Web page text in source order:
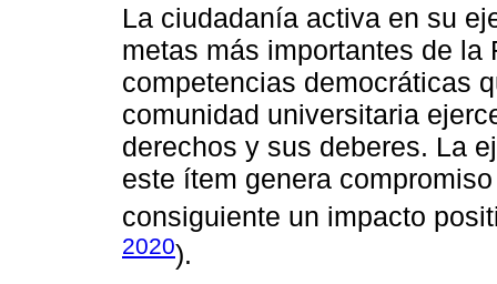
La ciudadanía activa en su
metas más importantes de la
competencias democráticas
comunidad universitaria
derechos y sus deberes. La
este ítem genera
consiguiente un impacto
2020).